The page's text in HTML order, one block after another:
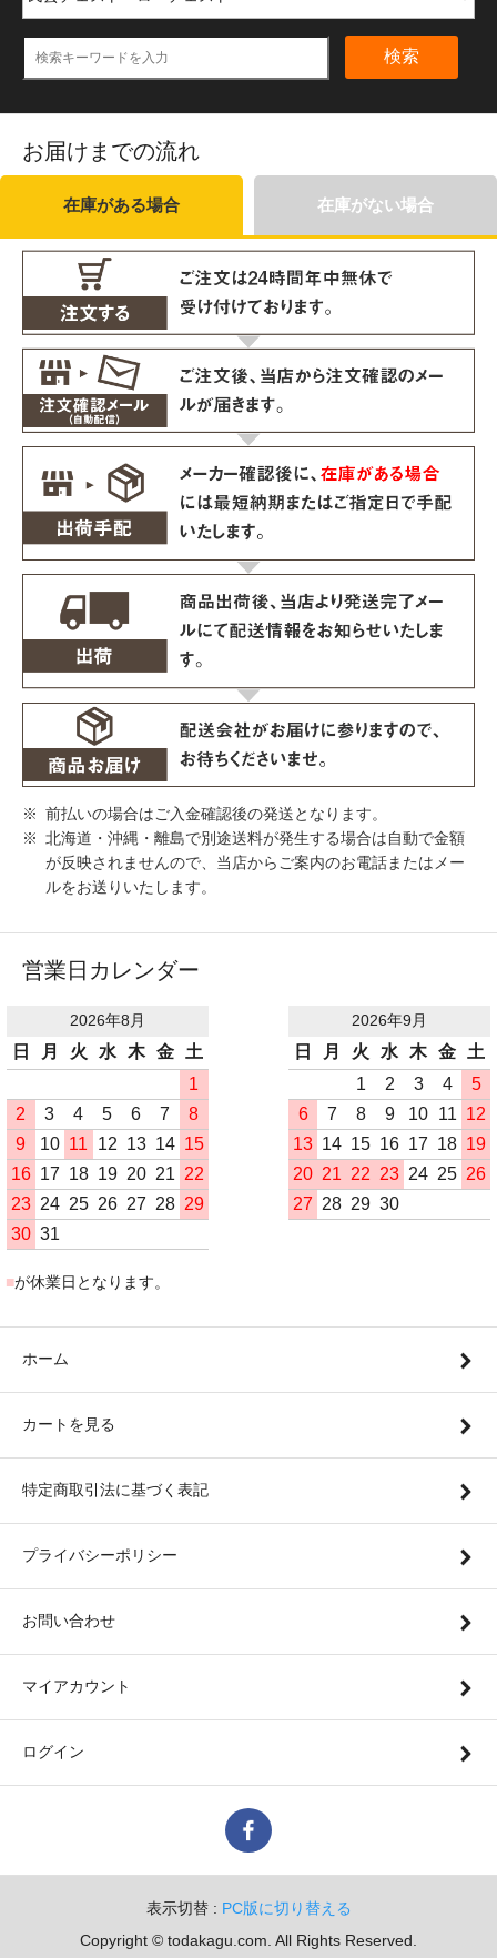
検索
お届けまでの流れ
在庫がある場合 在庫がない場合
前払いの場合はご入金確認後の発送となります。
北海道・沖縄・離島で別途送料が発生する場合は自動で金額
が反映されませんので、当店からご案内のお電話またはメー
ルをお送りいたします。
営業日カレンダー
2026年8月
日 月 火 水 木 金 土
1
2
3 4 5 6 7
8
9
10 11 12 13 14 15
16 17 18 19 20 21 22
23 24 25 26 27 28 29
30 31
2026年9月
日 月 火 水 木 金 土
1
2 3 4
5
6
7 8 9 10 11 12
13 14 15 16 17 18 19
20 21 22 23 24 25 26
27 28 29 30
■が休業日となります。
ホーム
カートを見る
特定商取引法に基づく表記
プライバシーポリシー
お問い合わせ
マイアカウント
ログイン
表示切替 : PC版に切り替える
Copyright © todakagu.com. All Rights Reserved.